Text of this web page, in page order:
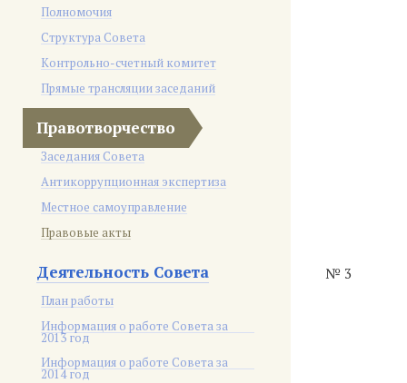
Полномочия
Структура Совета
Контрольно-счетный комитет
Прямые трансляции заседаний
Правотворчество
Заседания Совета
Антикоррупционная экспертиза
Местное самоуправление
Правовые акты
Деятельность Совета
План работы
Информация о работе Совета за
2013 год
Информация о работе Совета за
2014 год
№ 3